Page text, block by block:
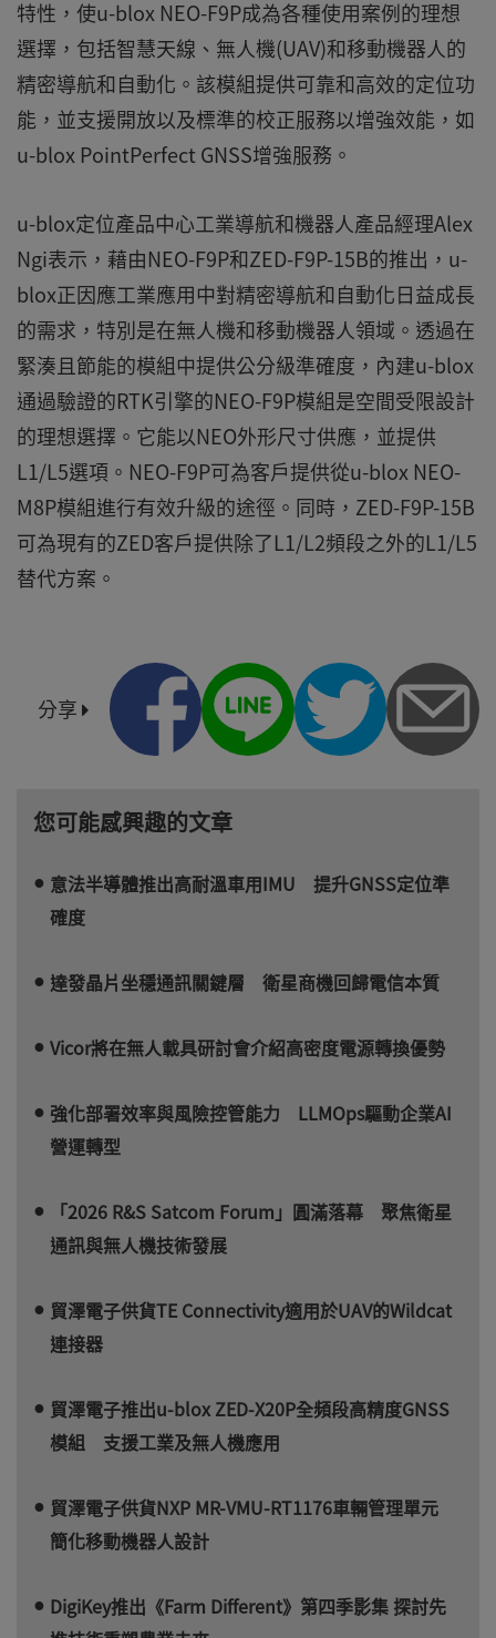
特性，使u-blox NEO-F9P成為各種使用案例的理想
選擇，包括智慧天線、無人機(UAV)和移動機器人的
精密導航和自動化。該模組提供可靠和高效的定位功
能，並支援開放以及標準的校正服務以增強效能，如
u-blox PointPerfect GNSS增強服務。
u-blox定位產品中心工業導航和機器人產品經理Alex
Ngi表示，藉由NEO-F9P和ZED-F9P-15B的推出，u-
blox正因應工業應用中對精密導航和自動化日益成長
的需求，特別是在無人機和移動機器人領域。透過在
緊湊且節能的模組中提供公分級準確度，內建u-blox
通過驗證的RTK引擎的NEO-F9P模組是空間受限設計
的理想選擇。它能以NEO外形尺寸供應，並提供
L1/L5選項。NEO-F9P可為客戶提供從u-blox NEO-
M8P模組進行有效升級的途徑。同時，ZED-F9P-15B
可為現有的ZED客戶提供除了L1/L2頻段之外的L1/L5
替代方案。
分享
您可能感興趣的文章
意法半導體推出高耐溫車用IMU 提升GNSS定位準
確度
達發晶片坐穩通訊關鍵層 衛星商機回歸電信本質
Vicor將在無人載具研討會介紹高密度電源轉換優勢
強化部署效率與風險控管能力 LLMOps驅動企業AI
營運轉型
「2026 R&S Satcom Forum」圓滿落幕 聚焦衛星
通訊與無人機技術發展
貿澤電子供貨TE Connectivity適用於UAV的Wildcat
連接器
貿澤電子推出u-blox ZED-X20P全頻段高精度GNSS
模組 支援工業及無人機應用
貿澤電子供貨NXP MR-VMU-RT1176車輛管理單元
簡化移動機器人設計
DigiKey推出《Farm Different》第四季影集 探討先